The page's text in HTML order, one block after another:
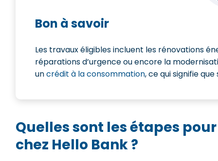
Bon à savoir
Les travaux éligibles incluent les rénovations
réparations d’urgence ou encore la
uncrédit à la consommation, ce qui signifie
Quelles sont les étapes
chez Hello Bank ?